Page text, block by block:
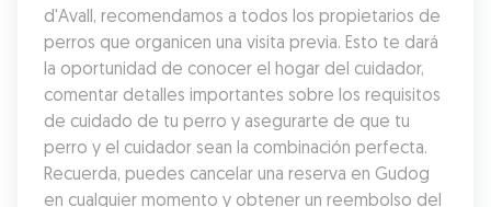
d'Avall, recomendamos a todos los propietarios de
perros que organicen una visita previa. Esto te dará
la oportunidad de conocer el hogar del cuidador,
comentar detalles importantes sobre los requisitos
de cuidado de tu perro y asegurarte de que tu
perro y el cuidador sean la combinación perfecta.
Recuerda, puedes cancelar una reserva en Gudog
en cualquier momento y obtener un reembolso del